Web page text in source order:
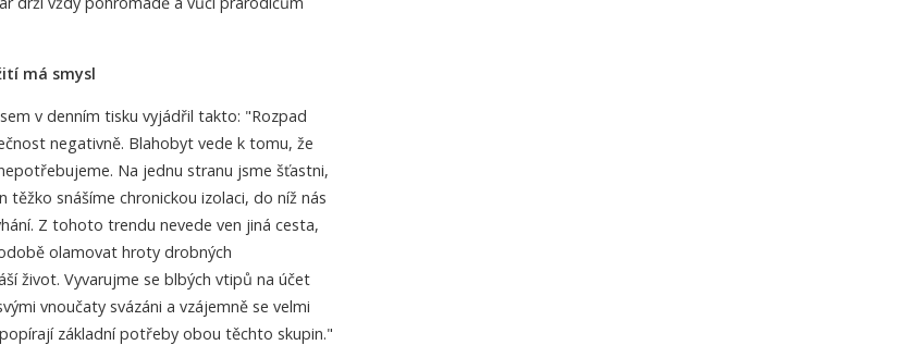
má smysl
v denním tisku vyjádřil takto: "Rozpad
negativně. Blahobyt vede k tomu, že
Na jednu stranu jsme šťastni,
těžko snášíme chronickou izolaci, do níž nás
Z tohoto trendu nevede ven jiná cesta,
olamovat hroty drobných
život. Vyvarujme se blbých vtipů na účet
vnoučaty svázáni a vzájemně se velmi
základní potřeby obou těchto skupin."